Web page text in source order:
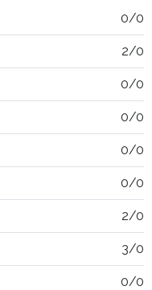
0/0
2/0
0/0
0/0
0/0
0/0
2/0
3/0
0/0